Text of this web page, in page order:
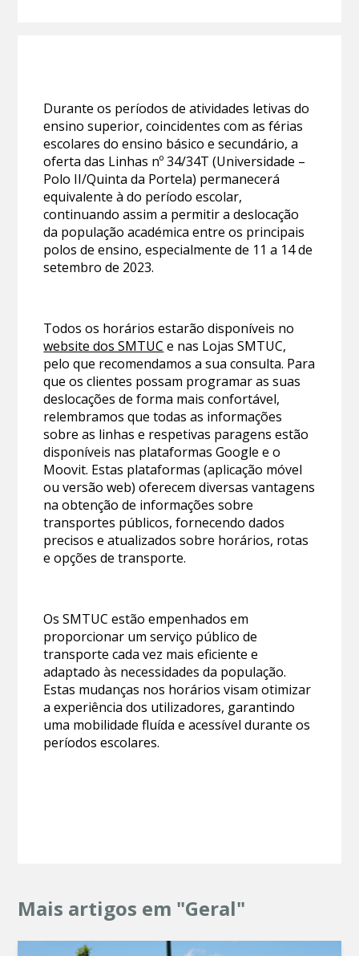
Durante os períodos de atividades letivas do
ensino superior, coincidentes com as férias
escolares do ensino básico e secundário, a
oferta das Linhas nº 34/34T (Universidade –
Polo II/Quinta da Portela) permanecerá
equivalente à do período escolar,
continuando assim a permitir a deslocação
da população académica entre os principais
polos de ensino, especialmente de 11 a 14 de
setembro de 2023.
Todos os horários estarão disponíveis no
website dos SMTUC e nas Lojas SMTUC,
pelo que recomendamos a sua consulta. Para
que os clientes possam programar as suas
deslocações de forma mais confortável,
relembramos que todas as informações
sobre as linhas e respetivas paragens estão
disponíveis nas plataformas Google e o
Moovit. Estas plataformas (aplicação móvel
ou versão web) oferecem diversas vantagens
na obtenção de informações sobre
transportes públicos, fornecendo dados
precisos e atualizados sobre horários, rotas
e opções de transporte.
Os SMTUC estão empenhados em
proporcionar um serviço público de
transporte cada vez mais eficiente e
adaptado às necessidades da população.
Estas mudanças nos horários visam otimizar
a experiência dos utilizadores, garantindo
uma mobilidade fluída e acessível durante os
períodos escolares.
Mais artigos em "Geral"